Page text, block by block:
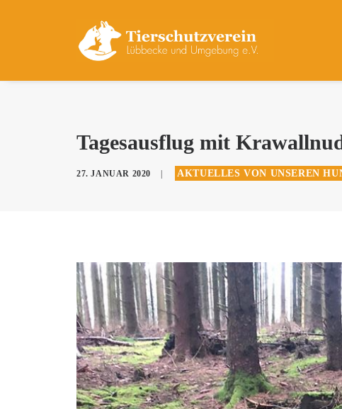
Tagesausflug mit
27. JANUAR 2020 AKTUELLES VON UNSEREN